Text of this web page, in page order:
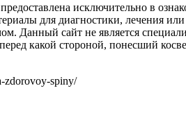
исключительно в
для диагностики, лечения
Данный сайт не является
какой стороной, понесший
zdorovoy-spiny/